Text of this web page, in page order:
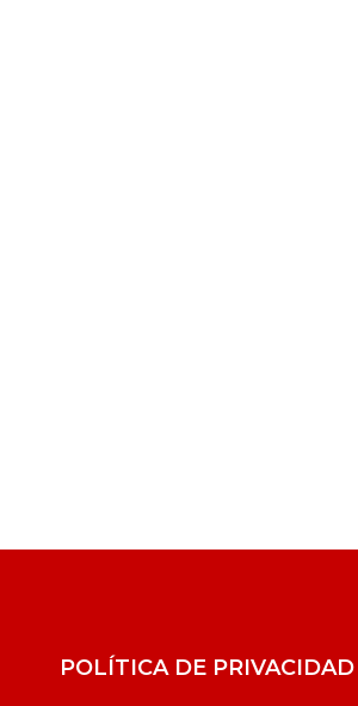
POLÍTICA DE PRIVACIDAD